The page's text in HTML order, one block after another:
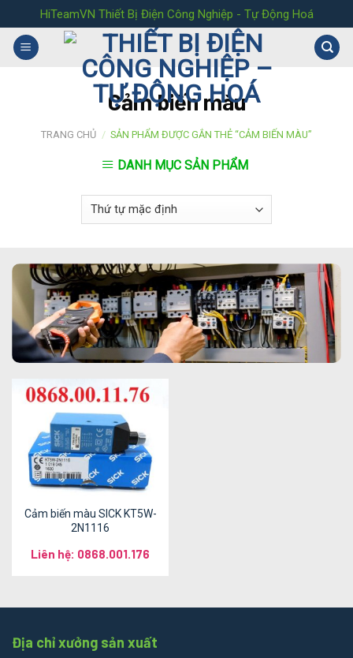
to
content
HiTeamVN Thiết Bị Điện Công Nghiệp - Tự Động Hoá
Cảm biến màu
TRANG CHỦ / SẢN PHẨM ĐƯỢC GẮN THẺ “CẢM BIẾN MÀU”
DANH MỤC SẢN PHẨM
Cảm biến màu SICK KT5W-
2N1116
Liên hệ: 0868.001.176
Địa chỉ xưởng sản xuất